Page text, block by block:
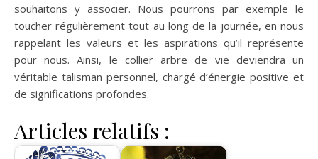
souhaitons y associer. Nous pourrons par exemple le
toucher régulièrement tout au long de la journée, en nous
rappelant les valeurs et les aspirations qu’il représente
pour nous. Ainsi, le collier arbre de vie deviendra un
véritable talisman personnel, chargé d’énergie positive et
de significations profondes.
Articles relatifs :